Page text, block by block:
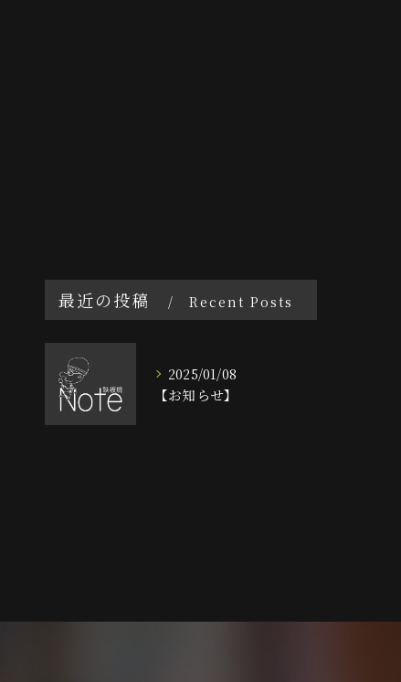
最近の投稿 Recent Posts
2025/01/08
【お知らせ】